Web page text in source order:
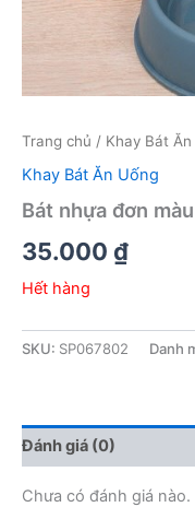
Trang chủ / Khay Bát Ăn
Khay Bát Ăn Uống
Bát nhựa đơn
35.000 ₫
Hết hàng
SKU: SP067802 Danh
Đánh giá (0)
Chưa có đánh giá nào.